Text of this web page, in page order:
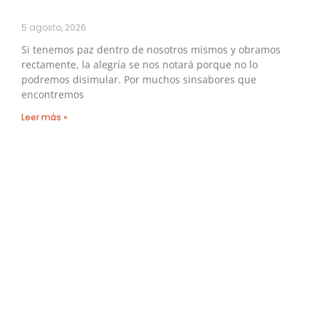
5 agosto, 2026
Si tenemos paz dentro de nosotros mismos y obramos
rectamente, la alegría se nos notará porque no lo
podremos disimular. Por muchos sinsabores que
encontremos
Leer más »